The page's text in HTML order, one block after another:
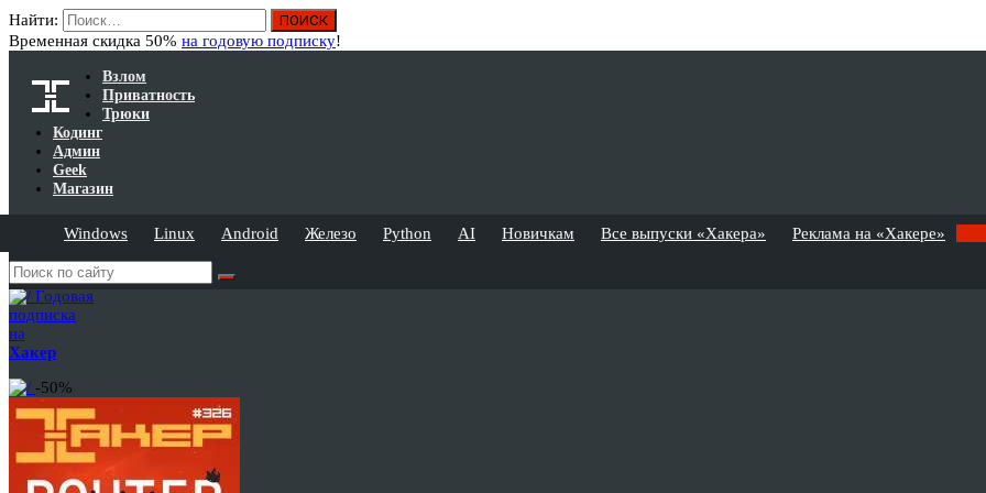
Найти:
Временная скидка 50% на годовую подписку!
Взлом
Приватность
Трюки
Кодинг
Админ
Geek
Магазин
Windows Linux Android Железо Python AI Новичкам Все выпуски «Хакера» Реклама на «Хакере»
Годовая
подписка
на
Хакер
-50%